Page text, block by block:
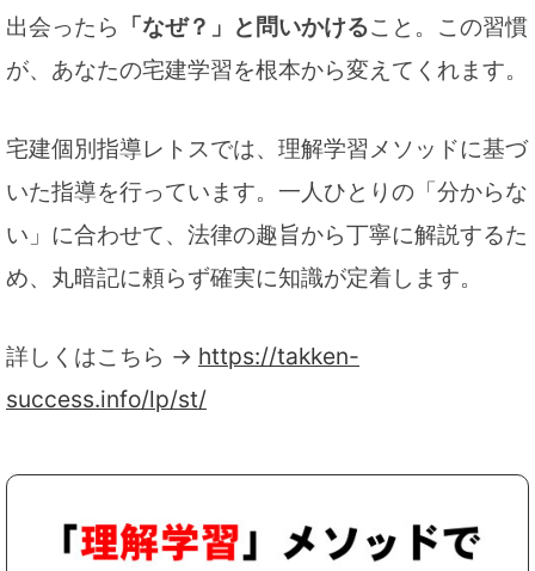
出会ったら 「なぜ？」と問いかけること。この習慣
が、あなたの宅建学習を根本から変えてくれます。
宅建個別指導レトスでは、理解学習メソッドに基づ
いた指導を行っています。一人ひとりの「分からな
い」に合わせて、法律の趣旨から丁寧に解説するた
め、丸暗記に頼らず確実に知識が定着します。
詳しくはこちら → https://takken-
success.info/lp/st/